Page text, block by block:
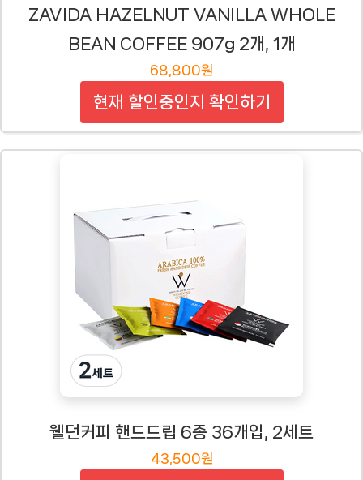
ZAVIDA HAZELNUT VANILLA WHOLE
BEAN COFFEE 907g 2개, 1개
68,800원
현재 할인중인지 확인하기
웰던커피 핸드드립 6종 36개입, 2세트
43,500원